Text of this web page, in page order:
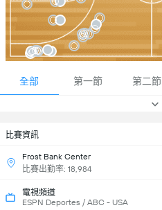
全部 第一節 第二節
比賽資訊
Frost Bank Center
比賽出勤率: 18,984
電視頻道
ESPN Deportes / ABC - USA